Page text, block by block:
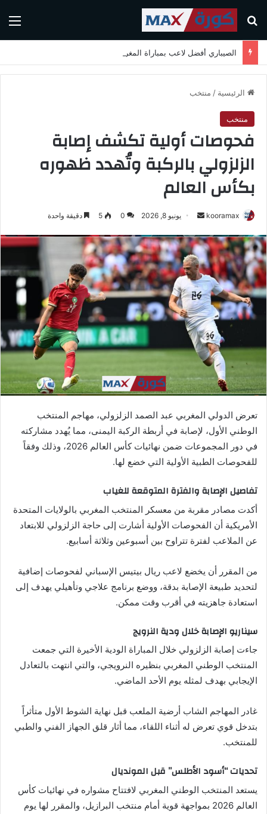
بحث عن
الرئيسية / منتخب
منتخب
فحوصات أولية تكشف إصابة
الزلزولي بالركبة وتُهدد ظهوره
بكأس العالم
kooramax
س
ل
ب
ر
ي
د
ا
إ
ت
و
ن
ي
يونيو 8, 2026 0
5 دقيقة واحدة
تعرض الدولي المغربي عبد الصمد الزلزولي، مهاجم المنتخب
الوطني الأول، لإصابة في أربطة الركبة اليمنى، مما يُهدد مشاركته
في دور المجموعات ضمن نهائيات كأس العالم 2026، وذلك وفقاً
للفحوصات الطبية الأولية التي خضع لها.
تفاصيل الإصابة والفترة المتوقعة للغياب
أكدت مصادر مقربة من معسكر المنتخب المغربي بالولايات المتحدة
الأمريكية أن الفحوصات الأولية أشارت إلى حاجة الزلزولي للابتعاد
عن الملاعب لفترة تتراوح بين أسبوعين وثلاثة أسابيع.
من المقرر أن يخضع لاعب ريال بيتيس الإسباني لفحوصات إضافية
لتحديد طبيعة الإصابة بدقة، ووضع برنامج علاجي وتأهيلي يهدف إلى
استعادة جاهزيته في أقرب وقت ممكن.
سيناريو الإصابة خلال ودية النرويج
جاءت إصابة الزلزولي خلال المباراة الودية الأخيرة التي جمعت
المنتخب الوطني المغربي بنظيره النرويجي، والتي انتهت بالتعادل
الإيجابي بهدف لمثله يوم الأحد الماضي.
غادر المهاجم الشاب أرضية الملعب قبل نهاية الشوط الأول متأثراً
بتدخل قوي تعرض له أثناء اللقاء، مما أثار قلق الجهاز الفني والطبي
للمنتخب.
تحديات “أسود الأطلس” قبل المونديال
يستعد المنتخب الوطني المغربي لافتتاح مشواره في نهائيات كأس
العالم 2026 بمواجهة قوية أمام منتخب البرازيل، والمقرر لها يوم